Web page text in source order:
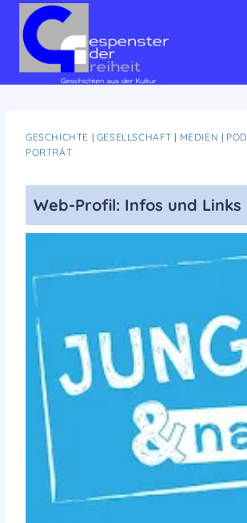
Inhalt
springen
GESCHICHTE | GESELLSCHAFT | MEDIEN |
PORTRÄT
Web-Profil: Infos und Links